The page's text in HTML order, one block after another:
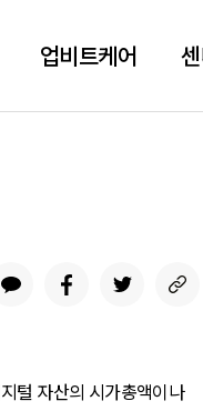
업비트케어
털 자산의 시가총액이나